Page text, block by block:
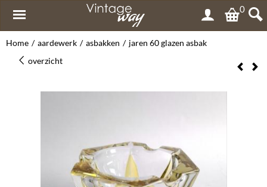
0
Home / aardewerk / asbakken / jaren 60 glazen asbak
overzicht